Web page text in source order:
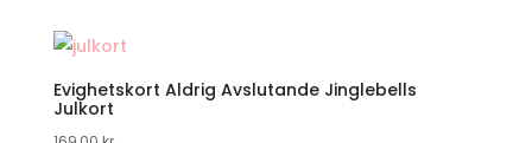
Evighetskort Aldrig Avslutande Jinglebells
Julkort